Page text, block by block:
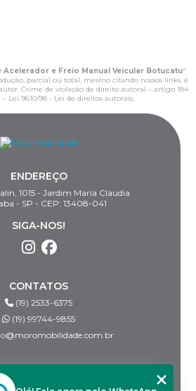
Acelerador e Freio Manual Veicular Botucatu"
parcial ou total, mesmo citando nossos links, é
Crime de violação de direito autoral – artigo 184
– Lei 9610/98 - Lei de direitos autorais.
ENDEREÇO
1015 - Jardim Maria Claudia
- SP - CEP: 13408-041
SIGA-NOS!
CONTATOS
(19) 2533-6375
(19) 99744-9855